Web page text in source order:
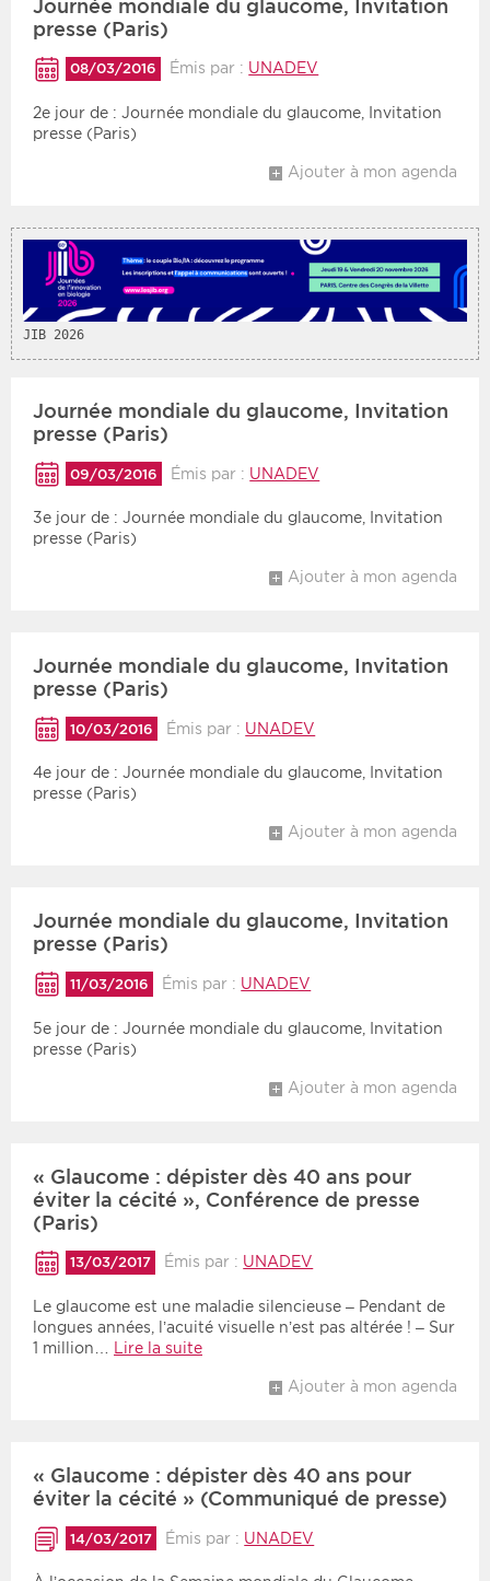
Journée mondiale du glaucome, Invitation
presse (Paris)
08/03/2016 Émis par : UNADEV
2e jour de : Journée mondiale du glaucome, Invitation
presse (Paris)
Ajouter à mon agenda
JIB 2026
Journée mondiale du glaucome, Invitation
presse (Paris)
09/03/2016 Émis par : UNADEV
3e jour de : Journée mondiale du glaucome, Invitation
presse (Paris)
Ajouter à mon agenda
Journée mondiale du glaucome, Invitation
presse (Paris)
10/03/2016 Émis par : UNADEV
4e jour de : Journée mondiale du glaucome, Invitation
presse (Paris)
Ajouter à mon agenda
Journée mondiale du glaucome, Invitation
presse (Paris)
11/03/2016 Émis par : UNADEV
5e jour de : Journée mondiale du glaucome, Invitation
presse (Paris)
Ajouter à mon agenda
« Glaucome : dépister dès 40 ans pour
éviter la cécité », Conférence de presse
(Paris)
13/03/2017 Émis par : UNADEV
Le glaucome est une maladie silencieuse – Pendant de
longues années, l’acuité visuelle n’est pas altérée ! – Sur
1 million…
Lire la suite
Ajouter à mon agenda
« Glaucome : dépister dès 40 ans pour
éviter la cécité » (Communiqué de presse)
14/03/2017 Émis par : UNADEV